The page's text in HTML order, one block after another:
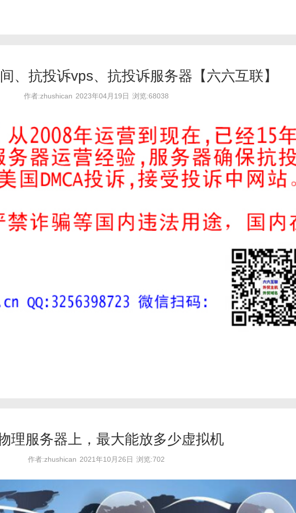
、抗投诉vps、抗投诉服务器【六六互联】
作者:zhushican 2023年04月19日 浏览:68038
理服务器上，最大能放多少虚拟机
作者:zhushican 2021年10月26日 浏览:702